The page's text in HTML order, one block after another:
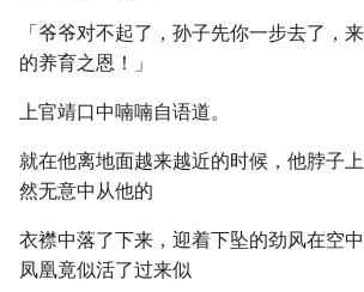
「爷爷对不起了，孙子先你一步去了，
的养育之恩！」
上官靖口中喃喃自语道。
就在他离地面越来越近的时候，他脖子
然无意中从他的
衣襟中落了下来，迎着下坠的劲风在空
凤凰竟似活了过来似